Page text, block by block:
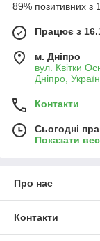
89% позитивних з
Працює з
м. Дніпро
вул. Квітки
Дніпро,
Контакти
Сьогодні
Показати
Про нас
Контакти